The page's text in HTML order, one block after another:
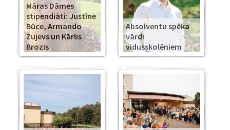
Māras Dāmes
stipendiāti: Justīne
Būce, Armando
Zujevs un Kārlis
Brozis
Absolventu spēka
vārdi
vidusskolēniem